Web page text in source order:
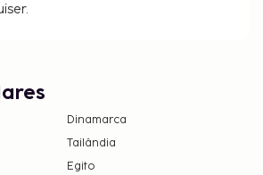
Dinamarca
Tailândia
Egito